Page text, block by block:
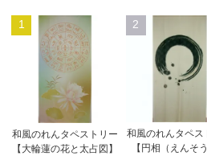
1
和風のれんタペストリー
【大輪蓮の花と太占図】
2
和風のれんタペス
【円相（えんそ